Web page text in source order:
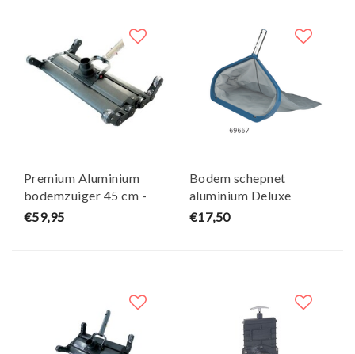
Premium Aluminium
bodemzuiger 45 cm -
Zilver Kokido
€59,95
Bodem schepnet
aluminium Deluxe
AquaForte
€17,50